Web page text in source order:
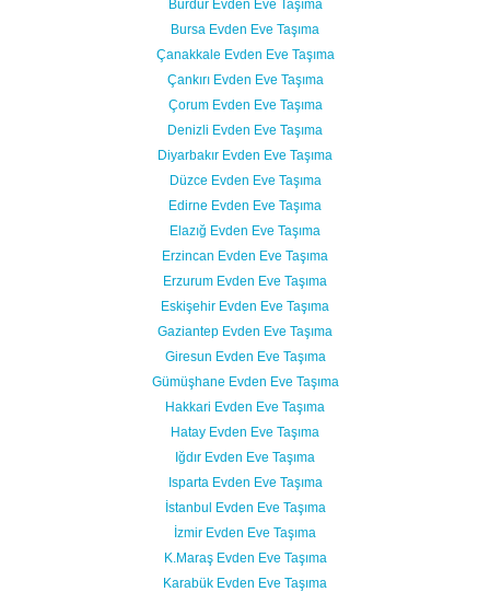
Burdur Evden Eve Taşıma
Bursa Evden Eve Taşıma
Çanakkale Evden Eve Taşıma
Çankırı Evden Eve Taşıma
Çorum Evden Eve Taşıma
Denizli Evden Eve Taşıma
Diyarbakır Evden Eve Taşıma
Düzce Evden Eve Taşıma
Edirne Evden Eve Taşıma
Elazığ Evden Eve Taşıma
Erzincan Evden Eve Taşıma
Erzurum Evden Eve Taşıma
Eskişehir Evden Eve Taşıma
Gaziantep Evden Eve Taşıma
Giresun Evden Eve Taşıma
Gümüşhane Evden Eve Taşıma
Hakkari Evden Eve Taşıma
Hatay Evden Eve Taşıma
Iğdır Evden Eve Taşıma
Isparta Evden Eve Taşıma
İstanbul Evden Eve Taşıma
İzmir Evden Eve Taşıma
K.Maraş Evden Eve Taşıma
Karabük Evden Eve Taşıma